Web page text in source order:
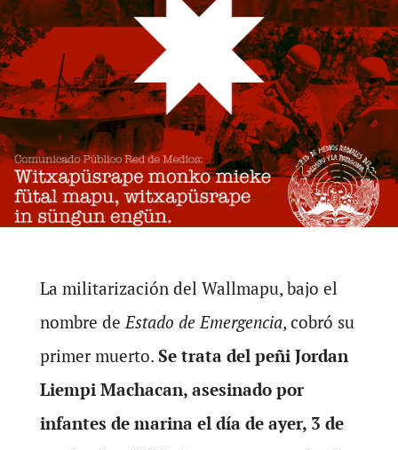
La militarización del Wallmapu, bajo el
nombre deEstado de Emergencia, cobró su
primer muerto. Se trata del peñi Jordan
Liempi Machacan, asesinado por
infantes de marina el día de ayer, 3 de